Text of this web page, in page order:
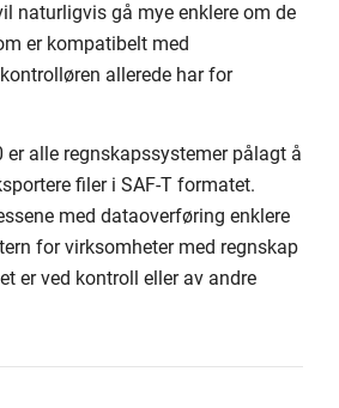
naturligvis gå mye enklere om de
er kompatibelt med
allerede har for
er alle regnskapssystemer pålagt å
filer i SAF-T formatet.
med dataoverføring enklere
for virksomheter med regnskap
er ved kontroll eller av andre